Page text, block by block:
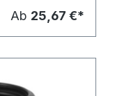
Ab 25,67 €*